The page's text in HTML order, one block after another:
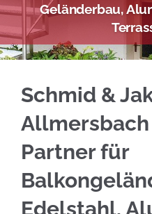
Geländerbau,
Schmid &
Allmersbach
Partner für
Edelstahl,